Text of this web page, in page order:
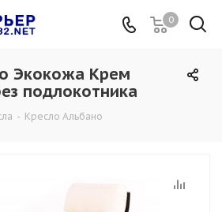
0
Экокожа Крем
подлокотника
- Кресло Альбано